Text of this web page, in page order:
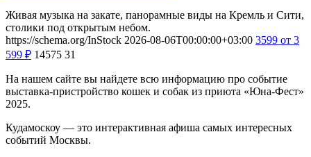
Живая музыка на закате, панорамные виды на Кремль и Сити,
столики под открытым небом.
https://schema.org/InStock 2026-08-06T00:00:00+03:00 3599 от 3
599 ₽ 14575 31
На нашем сайте вы найдете всю информацию про событие
выставка-пристройство кошек и собак из приюта «Юна-Фест»
2025.
Кудамоскоу — это интерактивная афиша самых интересных
событий Москвы.